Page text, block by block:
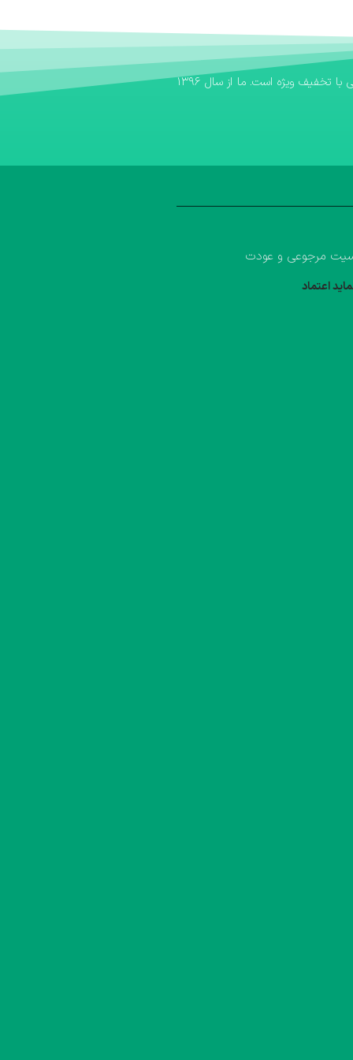
اگر به دنبال یک بانک کتاب مطمئن برای تهیه منابع آموزشی خود هستید، بانک کتاب آوا سریع‌ترین مسیر برای خرید کتاب کمک درسی و خرید کتاب درسی با تخفیف ویژه است. ما از سال ۱۳۹۶
مرجوعی و عودت
اعتماد